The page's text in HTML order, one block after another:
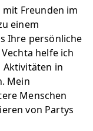
mit Freunden im
einem
Ihre persönliche
helfe ich
Aktivitäten in
Mein
Menschen
von Partys